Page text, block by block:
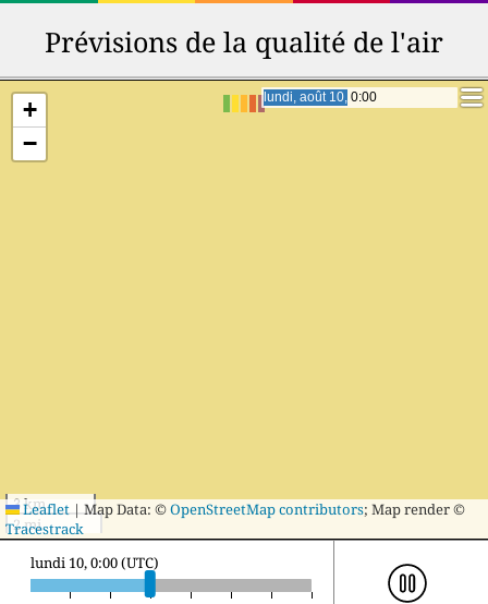
Prévisions de la qualité de l'air
lundi, août 10, 16:00
lundi, août 10, 16:00
+
−
3 km
2 mi
Leaflet|Map Data: ©OpenStreetMap contributors; Map render ©
Tracestrack
lundi 10, 16:00 (UTC)